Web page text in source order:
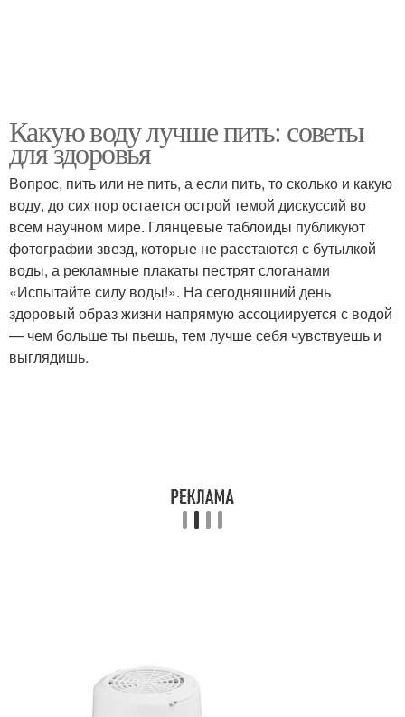
Какую воду лучше пить: советы
для здоровья
Вопрос, пить или не пить, а если пить, то сколько и какую
воду, до сих пор остается острой темой дискуссий во
всем научном мире. Глянцевые таблоиды публикуют
фотографии звезд, которые не расстаются с бутылкой
воды, а рекламные плакаты пестрят слоганами
«Испытайте силу воды!». На сегодняшний день
здоровый образ жизни напрямую ассоциируется с водой
— чем больше ты пьешь, тем лучше себя чувствуешь и
выглядишь.